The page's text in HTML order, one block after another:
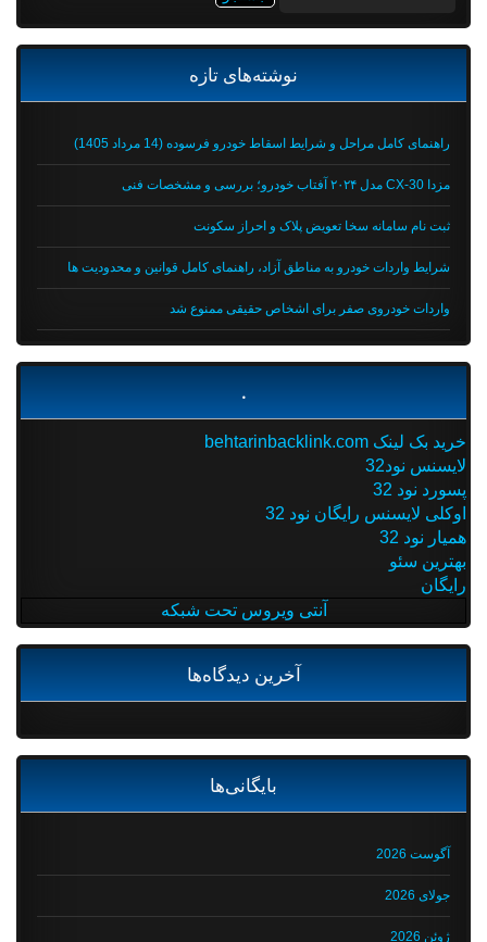
نوشته‌های تازه
راهنمای کامل مراحل و شرایط اسقاط خودرو فرسوده (14 مرداد 1405)
مزدا CX-30 مدل ۲۰۲۴ آفتاب خودرو؛ بررسی و مشخصات فنی
ثبت نام سامانه سخا تعویض پلاک و احراز سکونت
شرایط واردات خودرو به مناطق آزاد، راهنمای کامل قوانین و محدودیت ها
واردات خودروی صفر برای اشخاص حقیقی ممنوع شد
خرید بک لینک behtarinbacklink.com
لایسنس نود32
پسورد نود 32
اوکلی لایسنس رایگان نود 32
همیار نود 32
بهترین سئو
رایگان
آنتی ویروس تحت شبکه
آخرین دیدگاه‌ها
بایگانی‌ها
آگوست 2026
جولای 2026
ژوئن 2026